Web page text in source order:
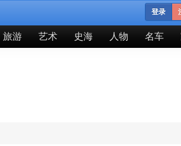
登录
旅游 艺术 史海 人物 名车